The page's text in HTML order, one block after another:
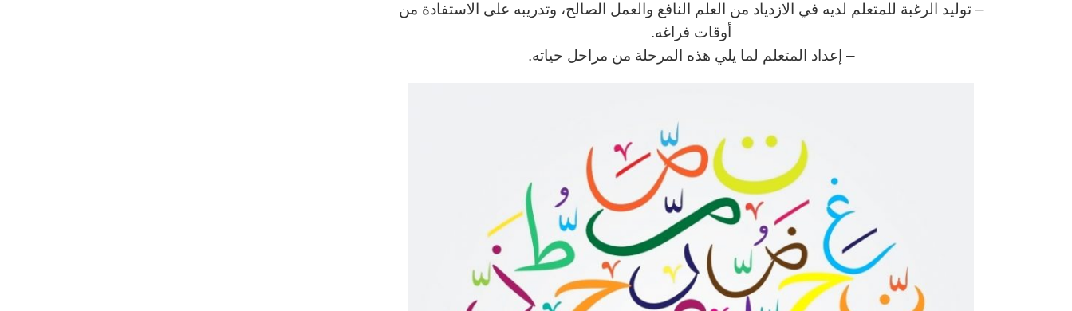
– توليد الرغبة للمتعلم لديه في الازدياد من العلم النافع والعمل الصالح، وتدريبه على الاستفادة من
أوقات فراغه.
– إعداد المتعلم لما يلي هذه المرحلة من مراحل حياته.